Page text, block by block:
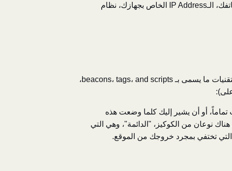
لدى وصولك للخدمة عبر الهاتف، قد نجمع بياناتٍ تلقائية تشمل (ولا تقتصر على) نوع هاتفك، الهوية المميزة لهاتفك، الـIP Address الخاص بجهازك، نظام
يستعمل الموقع "الكوكيز" وتقنيات تتبع أخرى مشابهة لتتبع نشاطات المستخدمين على الموقع، تشمل هذه التقنيات ما يسمى بـ beacons، tags، and scripts،
أو أن يشير إليك كلما وضعت هذه
نوعان من الكوكيز، "الدائمة"، وهي التي
التي تختفي بمجرد خروجك من الموقع.